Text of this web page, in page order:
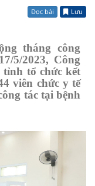
Đọc bài Lưu
tháng công
5/2023, Công
tỉnh tổ chức kết
viên chức y tế
tác tại bệnh